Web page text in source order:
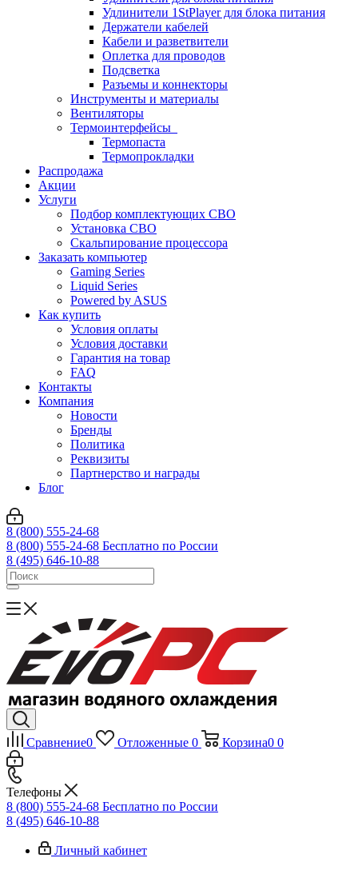
Удлинители 1StPlayer для блока питания
Держатели кабелей
Кабели и разветвители
Оплетка для проводов
Подсветка
Разъемы и коннекторы
Инструменты и материалы
Вентиляторы
Термоинтерфейсы
Термопаста
Термопрокладки
Распродажа
Акции
Услуги
Подбор комплектующих СВО
Установка СВО
Скальпирование процессора
Заказать компьютер
Gaming Series
Liquid Series
Powered by ASUS
Как купить
Условия оплаты
Условия доставки
Гарантия на товар
FAQ
Контакты
Компания
Новости
Бренды
Политика
Реквизиты
Партнерство и награды
Блог
8 (800) 555-24-68
8 (800) 555-24-68 Бесплатно по России
8 (495) 646-10-88
Сравнение0 Отложенные 0 Корзина0 0
Телефоны
8 (800) 555-24-68 Бесплатно по России
8 (495) 646-10-88
Личный кабинет